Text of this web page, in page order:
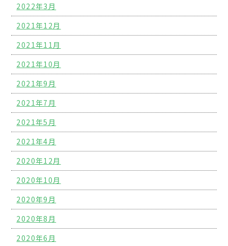
2022年3月
2021年12月
2021年11月
2021年10月
2021年9月
2021年7月
2021年5月
2021年4月
2020年12月
2020年10月
2020年9月
2020年8月
2020年6月